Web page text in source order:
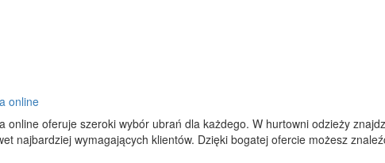
online
online oferuje szeroki wybór ubrań dla każdego. W hurtowni odzieży
najbardziej wymagających klientów. Dzięki bogatej ofercie możesz